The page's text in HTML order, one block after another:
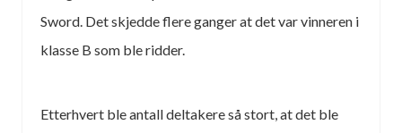
Sword. Det skjedde flere ganger at det var vinneren i
klasse B som ble ridder.
Etterhvert ble antall deltakere så stort, at det ble